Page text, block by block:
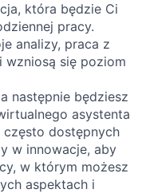
która będzie Ci
pracy.
analizy, praca z
wzniosą się poziom
następnie będziesz
asystenta
często dostępnych
w innowacje, aby
w którym możesz
aspektach i